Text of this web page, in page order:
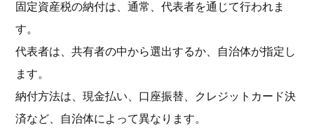
固定資産税の納付は、通常、代表者を通じて行われま
す。
代表者は、共有者の中から選出するか、自治体が指定し
ます。
納付方法は、現金払い、口座振替、クレジットカード決
済など、自治体によって異なります。